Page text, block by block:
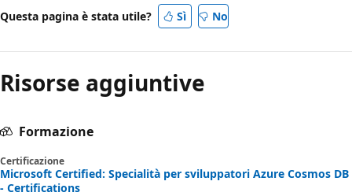
Questa pagina è stata utile? Sì No
Risorse aggiuntive
Formazione
Certificazione
Microsoft Certified: Specialità per sviluppatori Azure Cosmos DB
- Certifications